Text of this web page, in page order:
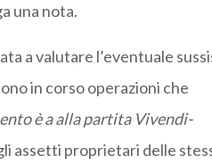
una nota.
a valutare l’eventuale
in corso operazioni che
è a alla partita Vivendi-
assetti proprietari delle